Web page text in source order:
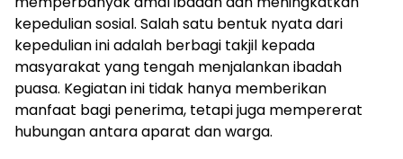
kepedulian sosial. Salah satu bentuk nyata dari
kepedulian ini adalah berbagi takjil kepada
masyarakat yang tengah menjalankan ibadah
puasa. Kegiatan ini tidak hanya memberikan
manfaat bagi penerima, tetapi juga mempererat
hubungan antara aparat dan warga.